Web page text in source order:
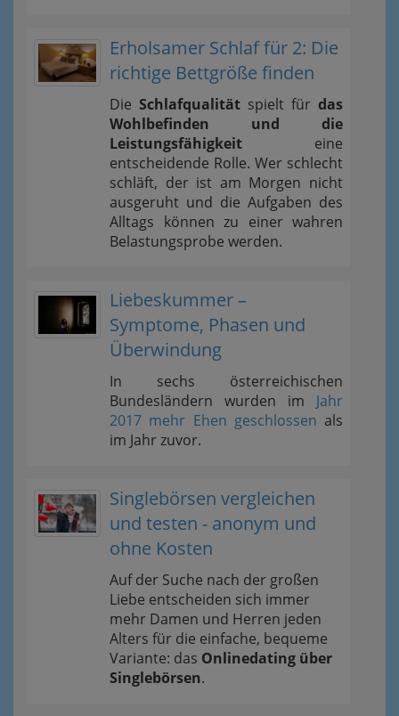
Erholsamer Schlaf für 2: Die
richtige Bettgröße finden
Die Schlafqualität spielt für das
Wohlbefinden und die
Leistungsfähigkeit eine
entscheidende Rolle. Wer schlecht
schläft, der ist am Morgen nicht
ausgeruht und die Aufgaben des
Alltags können zu einer wahren
Belastungsprobe werden.
Liebeskummer –
Symptome, Phasen und
Überwindung
In sechs österreichischen
Bundesländern wurden im Jahr
2017 mehr Ehen geschlossen als
im Jahr zuvor.
Singlebörsen vergleichen
und testen - anonym und
ohne Kosten
Auf der Suche nach der großen
Liebe entscheiden sich immer
mehr Damen und Herren jeden
Alters für die einfache, bequeme
Variante: das Onlinedating über
Singlebörsen.